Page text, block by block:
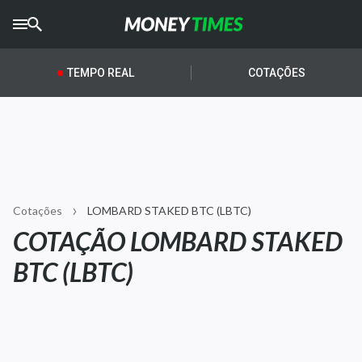
CRYPTOTIMES
AGROTIMES
Newsletters
Money Trader
Anuncie
TEMPO REAL COTAÇÕES
Cotações LOMBARD STAKED BTC (LBTC)
COTAÇÃO LOMBARD STAKED
BTC (LBTC)